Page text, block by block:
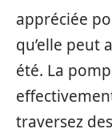
appréciée
qu’elle peut
été. La
traversez